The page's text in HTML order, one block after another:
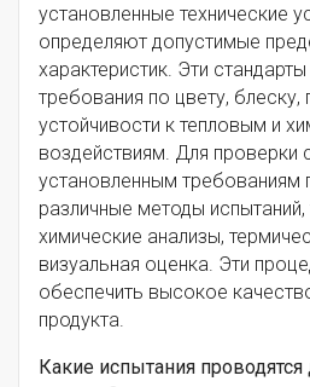
установленные технические
определяют допустимые
характеристик. Эти
требования по цвету, блеску,
устойчивости к тепловым и
воздействиям. Для проверки
установленным требованиям
различные методы
химические анализы,
визуальная оценка. Эти
обеспечить высокое
продукта.
Какие испытания